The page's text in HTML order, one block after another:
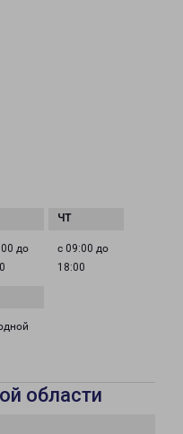
до
с 09:00 до
18:00
области